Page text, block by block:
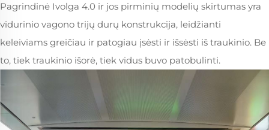
Pagrindinė Ivolga 4.0 ir jos pirminių modelių skirtumas yra
vidurinio vagono trijų durų konstrukcija, leidžianti
keleiviams greičiau ir patogiau įsėsti ir išsėsti iš traukinio. Be
to, tiek traukinio išorė, tiek vidus buvo patobulinti.